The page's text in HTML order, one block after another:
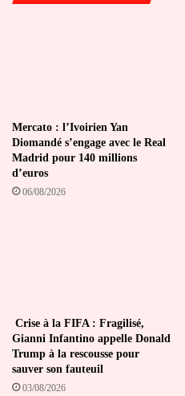
Mercato : l’Ivoirien Yan
Diomandé s’engage avec le Real
Madrid pour 140 millions
d’euros
06/08/2026
Crise à la FIFA : Fragilisé,
Gianni Infantino appelle Donald
Trump à la rescousse pour
sauver son fauteuil
03/08/2026